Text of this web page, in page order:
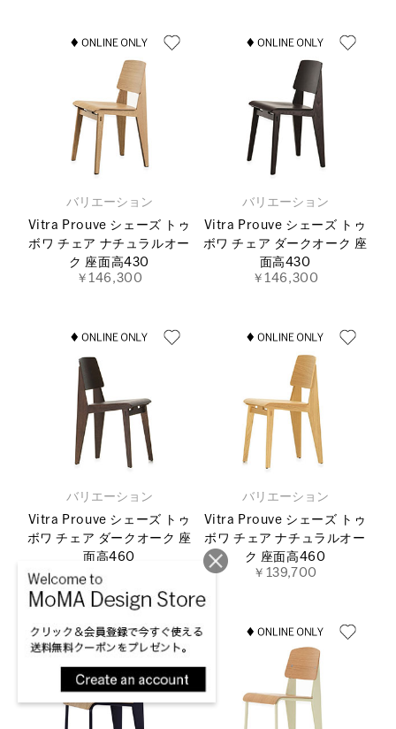
バリエーション
Vitra Prouve シェーズ トゥ
ボワ チェア ナチュラルオー
ク 座面高430
￥146,300
バリエーション
Vitra Prouve シェーズ トゥ
ボワ チェア ダークオーク 座
面高430
￥146,300
バリエーション
Vitra Prouve シェーズ トゥ
ボワ チェア ダークオーク 座
面高460
￥139,700
バリエーション
Vitra Prouve シェーズ トゥ
ボワ チェア ナチュラルオー
ク 座面高460
￥139,700